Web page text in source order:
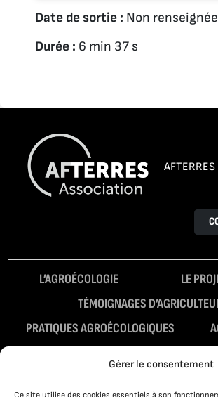
Gérer le consentement
Date de sortie : Non renseignée
Durée : 6 min 37 s
AFTERRES
L’AGROÉCOLOGIE
LE
TÉMOIGNAGES
PRATIQUES AGROÉCOLOGIQUES